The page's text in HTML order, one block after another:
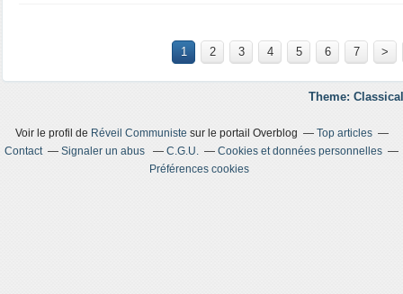
1 2 3 4 5 6 7 >
Theme:
Voir le profil de Réveil Communiste sur le portail Overblog
Top articles
Contact
Signaler un abus C.G.U.
Cookies et données personnelles
Préférences cookies